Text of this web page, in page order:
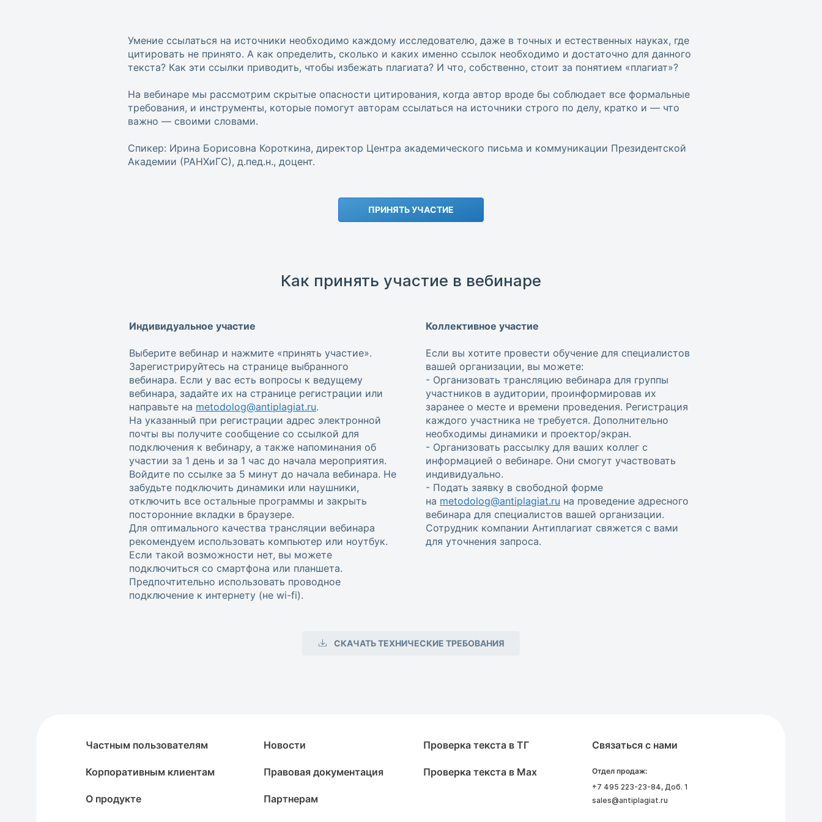
Умение ссылаться на источники необходимо каждому исследователю, даже в точных и естественных науках, где
цитировать не принято. А как определить, сколько и каких именно ссылок необходимо и достаточно для данного
текста? Как эти ссылки приводить, чтобы избежать плагиата? И что, собственно, стоит за понятием «плагиат»?
На вебинаре мы рассмотрим скрытые опасности цитирования, когда автор вроде бы соблюдает все формальные
требования, и инструменты, которые помогут авторам ссылаться на источники строго по делу, кратко и — что
важно — своими словами.
Спикер: Ирина Борисовна Короткина, директор Центра академического письма и коммуникации Президентской
Академии (РАНХиГС), д.пед.н., доцент.
ПРИНЯТЬ УЧАСТИЕ
Как принять участие в вебинаре
Индивидуальное участие
Выберите вебинар и нажмите «принять участие».
Зарегистрируйтесь на странице выбранного
вебинара. Если у вас есть вопросы к ведущему
вебинара, задайте их на странице регистрации или
направьте на metodolog@antiplagiat.ru.
На указанный при регистрации адрес электронной
почты вы получите сообщение со ссылкой для
подключения к вебинару, а также напоминания об
участии за 1 день и за 1 час до начала мероприятия.
Войдите по ссылке за 5 минут до начала вебинара. Не
забудьте подключить динамики или наушники,
отключить все остальные программы и закрыть
посторонние вкладки в браузере.
Для оптимального качества трансляции вебинара
рекомендуем использовать компьютер или ноутбук.
Если такой возможности нет, вы можете
подключиться со смартфона или планшета.
Предпочтительно использовать проводное
подключение к интернету (не wi-fi).
Коллективное участие
Если вы хотите провести обучение для специалистов
вашей организации, вы можете:
- Организовать трансляцию вебинара для группы
участников в аудитории, проинформировав их
заранее о месте и времени проведения. Регистрация
каждого участника не требуется. Дополнительно
необходимы динамики и проектор/экран.
- Организовать рассылку для ваших коллег с
информацией о вебинаре. Они смогут участвовать
индивидуально.
- Подать заявку в свободной форме
на metodolog@antiplagiat.ru на проведение адресного
вебинара для специалистов вашей организации.
Сотрудник компании Антиплагиат свяжется с вами
для уточнения запроса.
СКАЧАТЬ ТЕХНИЧЕСКИЕ ТРЕБОВАНИЯ
Частным пользователям
Корпоративным клиентам
О продукте
Новости
Правовая документация
Партнерам
Проверка текста в ТГ
Проверка текста в Max
Связаться с нами
Отдел продаж:
+7 495 223-23-84, Доб. 1
sales@antiplagiat.ru